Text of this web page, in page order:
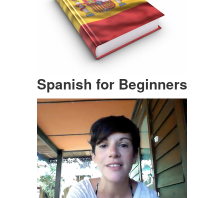
Spanish for Beginners